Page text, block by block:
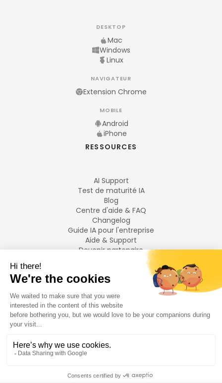
DESKTOP
Mac
Windows
Linux
NAVIGATEUR
Extension Chrome
MOBILE
Android
iPhone
RESSOURCES
AI Support
Test de maturité IA
Blog
Centre d'aide & FAQ
Changelog
Guide IA pour l'entreprise
Aide & Support
Devenir partenaire
LANGUES
Français
English
2026Swiftask. Tous droits réservés.